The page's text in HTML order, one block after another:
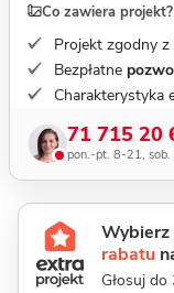
Co zawiera projekt?
Projekt zgodny
Bezpłatne
Charakterystyka
71 715 20
pon.-pt. 8-21,
rabatu
Głosuj do